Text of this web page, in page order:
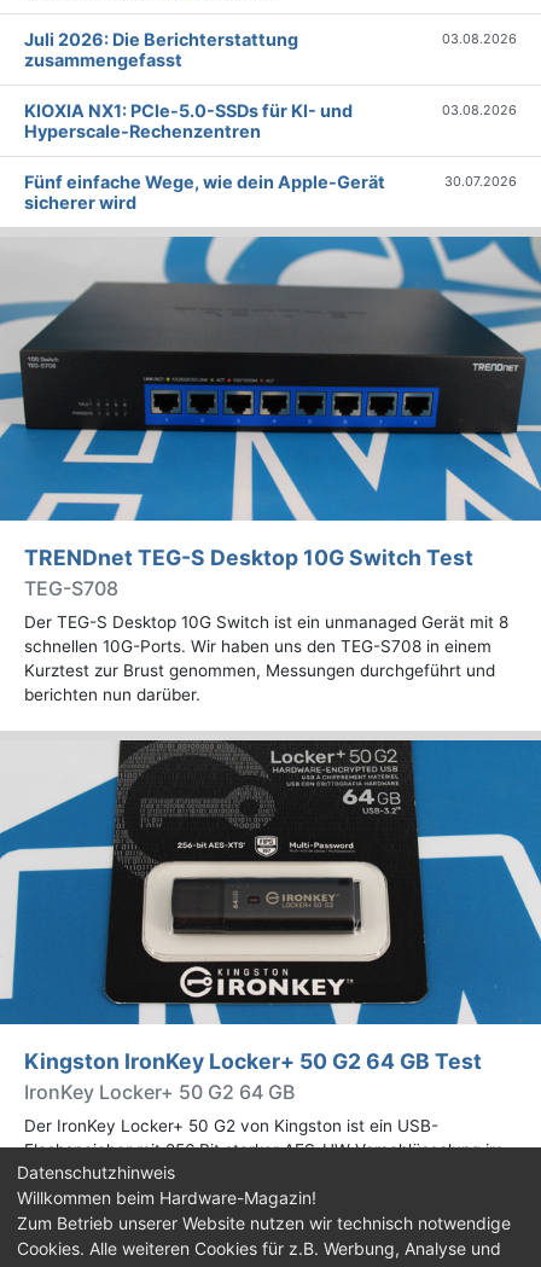
Juli 2026: Die Bericht­erstattung
zusammengefasst
03.08.2026
KIOXIA NX1: PCIe-5.0-SSDs für KI- und
Hyperscale-Rechenzentren
03.08.2026
Fünf einfache Wege, wie dein Apple-Gerät
sicherer wird
30.07.2026
TRENDnet TEG-S Desktop 10G Switch Test
TEG-S708
Der TEG-S Desktop 10G Switch ist ein unmanaged Gerät mit 8
schnellen 10G-Ports. Wir haben uns den TEG-S708 in einem
Kurztest zur Brust genommen, Messungen durchgeführt und
berichten nun darüber.
Kingston IronKey Locker+ 50 G2 64 GB Test
IronKey Locker+ 50 G2 64 GB
Der IronKey Locker+ 50 G2 von Kingston ist ein USB-
Flashspeicher mit 256 Bit starker AES-HW-Verschlüsselung im
XTS-Modus. Wir haben das 64-GB-Modell im Praxistest
genauer begutachtet.
Datenschutzhinweis
Willkommen beim Hardware-Magazin!
Zum Betrieb unserer Website nutzen wir technisch notwendige
Cookies. Alle weiteren Cookies für z.B. Werbung, Analyse und